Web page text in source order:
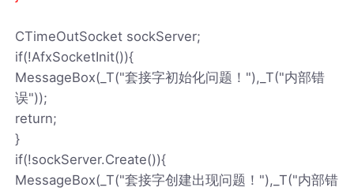
CTimeOutSocket sockServer;
if(!AfxSocketInit()){
MessageBox(_T("套接字初始化问题！"),_T("内部错
误"));
return;
}
if(!sockServer.Create()){
MessageBox(_T("套接字创建出现问题！"),_T("内部错